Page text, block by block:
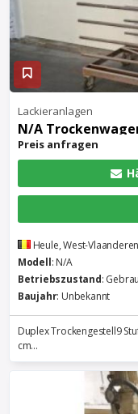
Lackieranlagen
N/A
Preis anfragen
Heule, West-
Modell: N/A
Betriebszustand:
Baujahr: Unbekannt
Duplex Trockengestell9
cm...